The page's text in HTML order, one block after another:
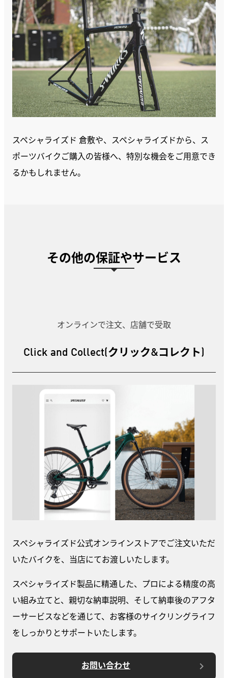
スペシャライズド 倉敷や、スペシャライズドから、ス
ポーツバイクご購入の皆様へ、特別な機会をご用意でき
るかもしれません。
その他の保証やサービス
オンラインで注文、店舗で受取
Click and Collect(クリック&コレクト)
スペシャライズド公式オンラインストアでご注文いただ
いたバイクを、当店にてお渡しいたします。
スペシャライズド製品に精通した、プロによる精度の高
い組み立てと、親切な納車説明、そして納車後のアフタ
ーサービスなどを通じて、お客様のサイクリングライフ
をしっかりとサポートいたします。
お問い合わせ